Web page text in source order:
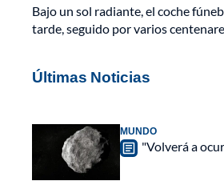
Bajo un sol radiante, el coche
tarde, seguido por varios
Últimas Noticias
MUNDO
"Volverá a